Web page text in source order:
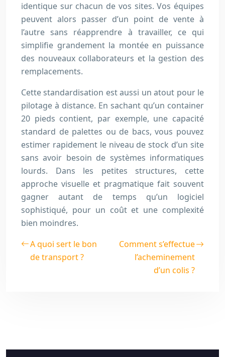
identique sur chacun de vos sites. Vos équipes
peuvent alors passer d’un point de vente à
l’autre sans réapprendre à travailler, ce qui
simplifie grandement la montée en puissance
des nouveaux collaborateurs et la gestion des
remplacements.
Cette standardisation est aussi un atout pour le
pilotage à distance. En sachant qu’un container
20 pieds contient, par exemple, une capacité
standard de palettes ou de bacs, vous pouvez
estimer rapidement le niveau de stock d’un site
sans avoir besoin de systèmes informatiques
lourds. Dans les petites structures, cette
approche visuelle et pragmatique fait souvent
gagner autant de temps qu’un logiciel
sophistiqué, pour un coût et une complexité
bien moindres.
A quoi sert le bon
de transport ?
Comment s’effectue
l’acheminement
d’un colis ?